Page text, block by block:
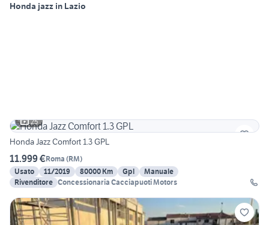
Honda jazz in Lazio
25
Honda Jazz Comfort 1.3 GPL
11.999 €Roma (RM)
Usato
11/2019 80000 Km Gpl
Manuale
Rivenditore Concessionaria Cacciapuoti Motors